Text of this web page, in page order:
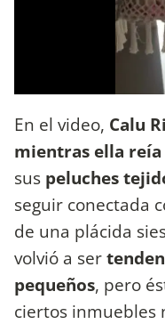
En el video, Calu
mientras ella
sus peluches
seguir conectada
de una plácida
volvió a ser
pequeños, pero
ciertos inmuebles